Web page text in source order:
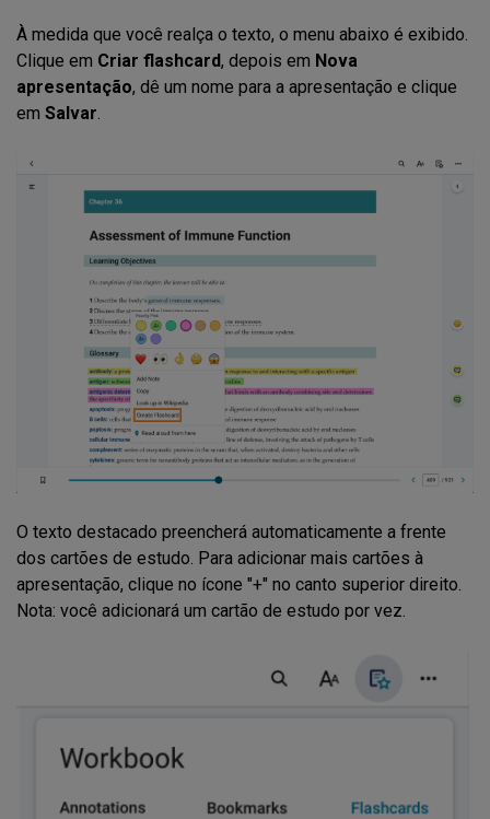
À medida que você realça o texto, o menu abaixo é exibido.
Clique em Criar flashcard, depois em Nova
apresentação, dê um nome para a apresentação e clique
em Salvar
O texto destacado preencherá automaticamente a frente
dos cartões de estudo. Para adicionar mais cartões à
apresentação, clique no ícone "+" no canto superior direito.
Nota: você adicionará um cartão de estudo por vez.